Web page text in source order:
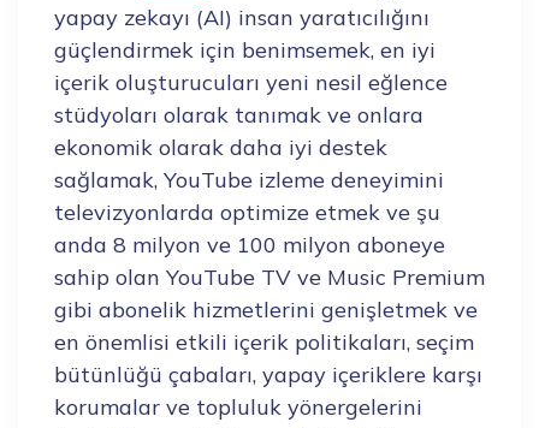
yapay zekayı (AI) insan yaratıcılığını
güçlendirmek için benimsemek, en iyi
içerik oluşturucuları yeni nesil eğlence
stüdyoları olarak tanımak ve onlara
ekonomik olarak daha iyi destek
sağlamak, YouTube izleme deneyimini
televizyonlarda optimize etmek ve şu
anda 8 milyon ve 100 milyon aboneye
sahip olan YouTube TV ve Music Premium
gibi abonelik hizmetlerini genişletmek ve
en önemlisi etkili içerik politikaları, seçim
bütünlüğü çabaları, yapay içeriklere karşı
korumalar ve topluluk yönergelerini